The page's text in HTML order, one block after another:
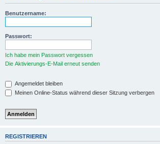
Benutzername:
Passwort:
Ich habe mein Passwort vergessen
Die Aktivierungs-E-Mail erneut senden
Angemeldet bleiben
Meinen Online-Status während dieser Sitzung verbergen
REGISTRIEREN